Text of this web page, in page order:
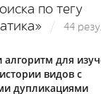
по тегу
44
алгоритм для
видов с
дупликациями